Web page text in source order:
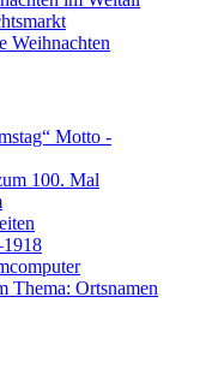
Weihnachten
Motto -
100. Mal
Thema: Ortsnamen